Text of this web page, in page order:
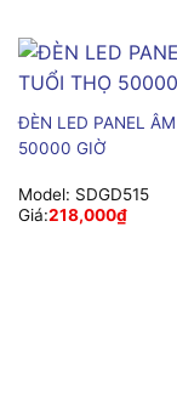
ĐÈN LED PANEL
50000 GIỜ
Model: SDGD515
Giá:218,000₫